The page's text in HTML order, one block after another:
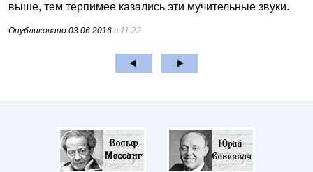
выше, тем терпимее казались эти мучительные звуки.
Опубликовано 03.06.2016 в 11:22